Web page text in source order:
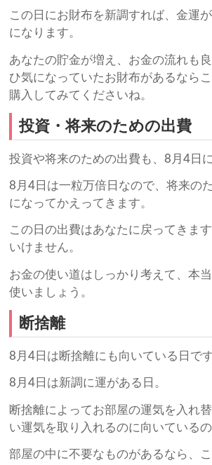
この日にお財布を新調すれば、金運
になります。
あなたの貯金が増え、お金の流れも
ひ気になっていたお財布があるなら
購入してみてくださいね。
投資・将来のための出費
投資や将来のための出費も、8月4日
8月4日は一粒万倍日なので、将来の
になってかえってきます。
この日の出費はあなたに戻ってきま
いけません。
お金の使い道はしっかり考えて、本
使いましょう。
断捨離
8月4日は断捨離にも向いている日です
8月4日は新調に運がある日。
断捨離によってお部屋の運気を入れ
い運気を取り入れるのに向いているの
部屋の中に不要なものがあるなら、